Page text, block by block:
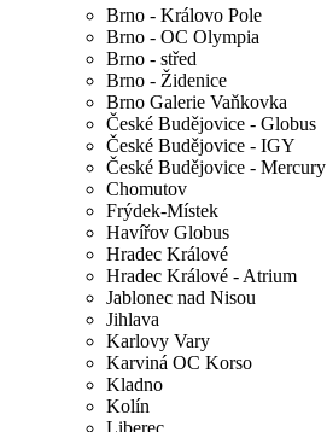
Brno - Královo Pole
Brno - OC Olympia
Brno - střed
Brno - Židenice
Brno Galerie Vaňkovka
České Budějovice - Globus
České Budějovice - IGY
České Budějovice - Mercury
Chomutov
Frýdek-Místek
Havířov Globus
Hradec Králové
Hradec Králové - Atrium
Jablonec nad Nisou
Jihlava
Karlovy Vary
Karviná OC Korso
Kladno
Kolín
Liberec